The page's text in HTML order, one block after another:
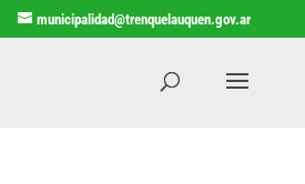
municipalidad@trenquelauquen.gov.ar